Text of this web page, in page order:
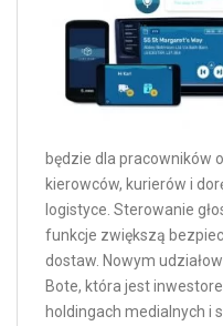
będzie dla pracowników
kierowców, kurierów i
logistyce. Sterowanie
funkcje zwiększą
dostaw. Nowym
Bote, która jest
holdingach medialnych i